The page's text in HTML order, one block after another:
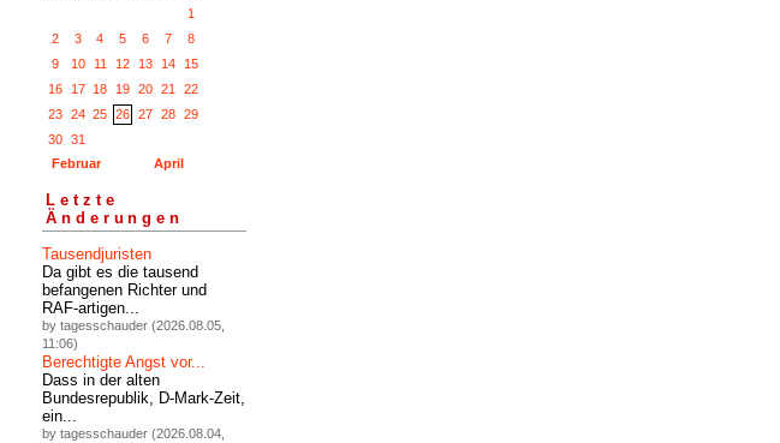
1
2
3 4 5 6 7
8
9
10 11 12 13 14
15
16
17 18 19 20 21
22
23
24 25 26 27 28
29
30
31
Februar
April
Letzte
Änderungen
Tausendjuristen
Da gibt es die tausend
befangenen Richter und
RAF-artigen...
by tagesschauder (2026.08.05,
11:06)
Berechtigte Angst vor...
Dass in der alten
Bundesrepublik, D-Mark-Zeit,
ein...
by tagesschauder (2026.08.04,